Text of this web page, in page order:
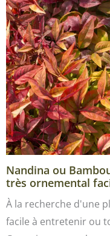
Nandina ou
très ornemental
À la recherche d'une
facile à entretenir ou